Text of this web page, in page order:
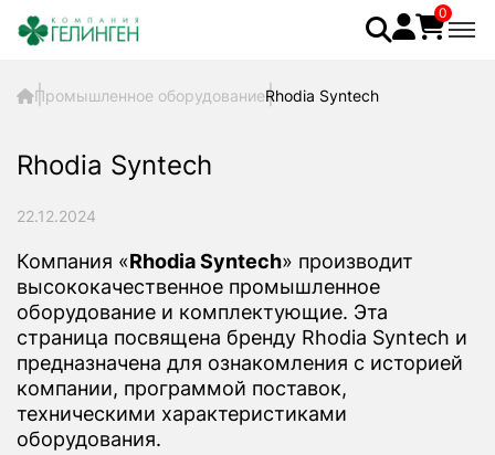
0
Промышленное оборудованиеRhodia Syntech
Rhodia Syntech
22.12.2024
Компания «Rhodia Syntech» производит
высококачественное промышленное
оборудование и комплектующие. Эта
страница посвящена бренду Rhodia Syntech и
предназначена для ознакомления с историей
компании, программой поставок,
техническими характеристиками
оборудования.